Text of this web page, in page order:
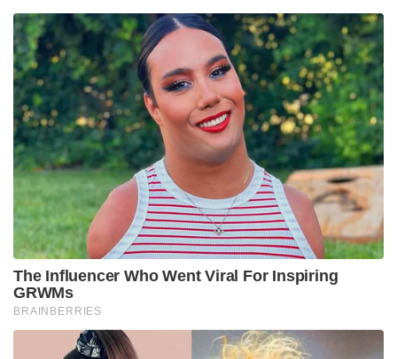
വാഹനാപകടത്തിൽ കൊല്ലപ്പെട്ടു; ജയിലിലുള്ള
സഹോദരനെ കാണാൻ പോകും വഴി ദുരന്തം
‘ആപ്പുകളുടെ തട്ടിപ്പിന് പൂട്ടിട്ട് കേന്ദ്രം!’: സെപ്റ്റോയ്ക്കും
ബുക്ക് മൈ ഷോയ്ക്കും ഇൻഡിഗോയ്ക്കും വൻ പിഴ!
Tags: Modi Netherlands visit
Narendra Modi
netherlands
India-Netherlands Dutch PM Rob Jetten